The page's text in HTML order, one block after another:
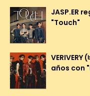
JASP.ER
"Touch"
años con